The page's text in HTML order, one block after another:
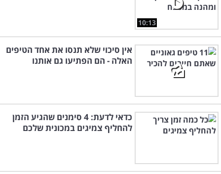
10:13
אין סיכוי שלא תנסו את אחד הטיפים
האלה - הם הפתיעו גם אותנו
כדאי לדעת: 4 סימנים שהגיע הזמן
להחליף צמיגים במכונית שלכם